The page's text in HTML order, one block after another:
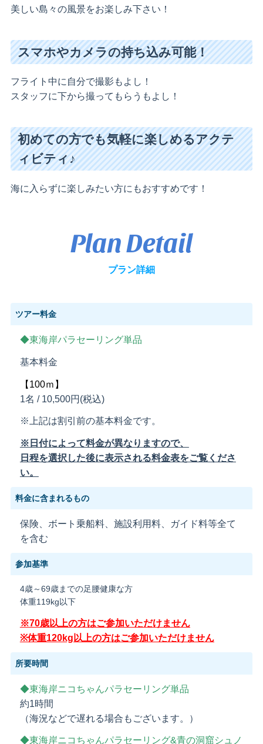
美しい島々の風景をお楽しみ下さい！
スマホやカメラの持ち込み可能！
フライト中に自分で撮影もよし！
スタッフに下から撮ってもらうもよし！
初めての方でも気軽に楽しめるアクテ
ィビティ♪
海に入らずに楽しみたい方にもおすすめです！
Plan Detail
プラン詳細
ツアー料金
◆東海岸パラセーリング単品
基本料金
【100ｍ】
1名 / 10,500円(税込)
※上記は割引前の基本料金です。
※日付によって料金が異なりますので、
日程を選択した後に表示される料金表をご覧くださ
い。
料金に含まれるもの
保険、ボート乗船料、施設利用料、ガイド料等全て
を含む
参加基準
4歳～69歳までの足腰健康な方
体重119kg以下
※70歳以上の方はご参加いただけません
※体重120kg以上の方はご参加いただけません
所要時間
◆東海岸ニコちゃんパラセーリング単品
約1時間
（海況などで遅れる場合もございます。）
◆東海岸ニコちゃんパラセーリング&青の洞窟シュノ